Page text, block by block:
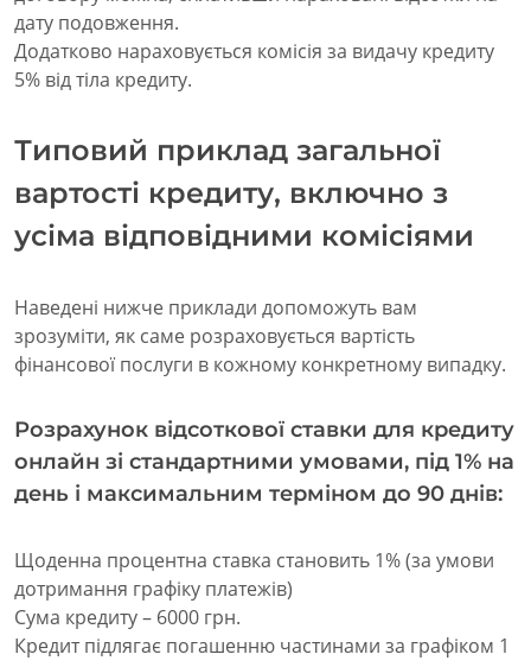
дату подовження.
Додатково нараховується комісія за видачу кредиту
5% від тіла кредиту.
Типовий приклад загальної
вартості кредиту, включно з
усіма відповідними комісіями
Наведені нижче приклади допоможуть вам
зрозуміти, як саме розраховується вартість
фінансової послуги в кожному конкретному випадку.
Розрахунок відсоткової ставки для кредиту
онлайн зі стандартними умовами, під 1% на
день і максимальним терміном до 90 днів:
Щоденна процентна ставка становить 1% (за умови
дотримання графіку платежів)
Сума кредиту – 6000 грн.
Кредит підлягає погашенню частинами за графіком 1